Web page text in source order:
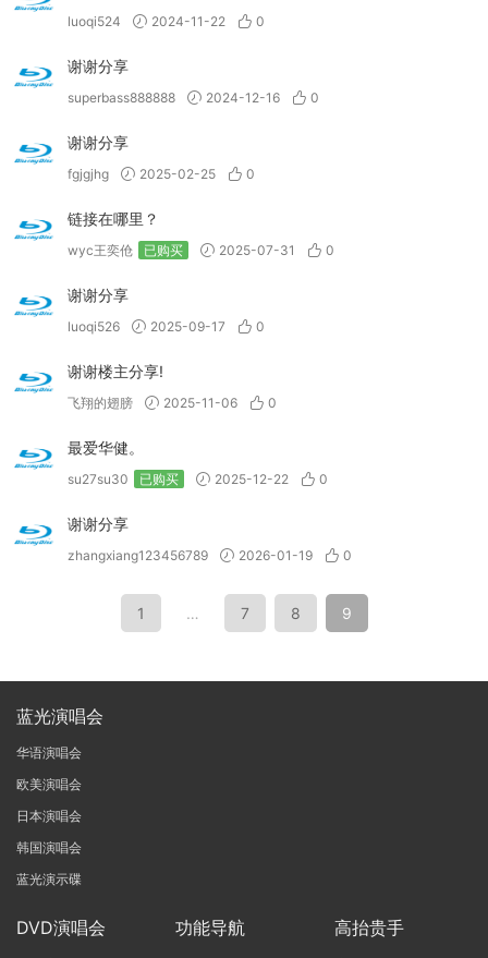
luoqi524 2024-11-22 0
谢谢分享
superbass888888 2024-12-16 0
谢谢分享
fgjgjhg 2025-02-25 0
链接在哪里？
wyc王奕伧 已购买 2025-07-31 0
谢谢分享
luoqi526 2025-09-17 0
谢谢楼主分享!
飞翔的翅膀 2025-11-06 0
最爱华健。
su27su30 已购买 2025-12-22 0
谢谢分享
zhangxiang123456789 2026-01-19 0
1 … 7 8 9
蓝光演唱会
华语演唱会
欧美演唱会
日本演唱会
韩国演唱会
蓝光演示碟
DVD演唱会 功能导航 高抬贵手